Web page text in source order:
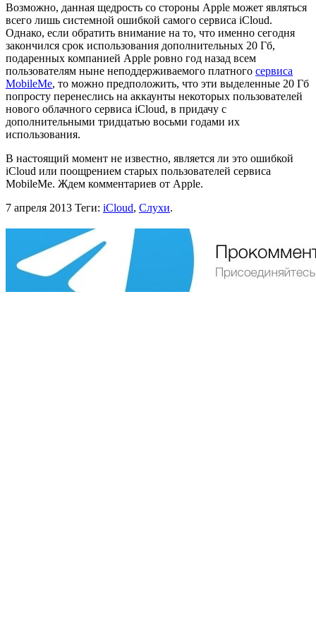
Возможно, данная щедрость со стороны Apple может являться
всего лишь системной ошибкой самого сервиса iCloud.
Однако, если обратить внимание на то, что именно сегодня
закончился срок использования дополнительных 20 Гб,
подаренных компанией Apple ровно год назад всем
пользователям ныне неподдерживаемого платного сервиса
MobileMe, то можно предположить, что эти выделенные 20 Гб
попросту перенеслись на аккаунты некоторых пользователей
нового облачного сервиса iCloud, в придачу с
дополнительными тридцатью восьми годами их
использования.
В настоящий момент не известно, является ли это ошибкой
iCloud или поощрением старых пользователей сервиса
MobileMe. Ждем комментариев от Apple.
7 апреля 2013 Теги: iCloud, Слухи.